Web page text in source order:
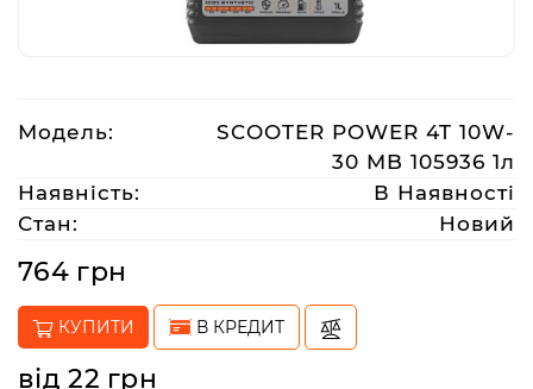
(063)
212
08
76
Модель:
SCOOTER POWER 4T 10W-
30 MB 105936 1л
Наявність:
В Наявності
Стан:
Новий
764 грн
КУПИТИ В КРЕДИТ
від 22 грн